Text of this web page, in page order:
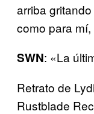
arriba
como para
SWN: «La
Retrato de
Rustblade